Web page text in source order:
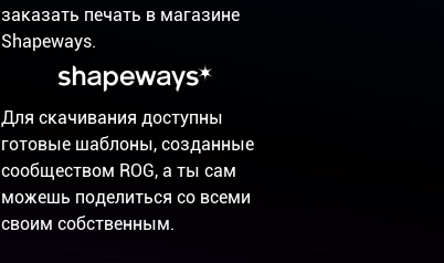
заказать печать в магазине
Shapeways.
Для скачивания доступны
готовые шаблоны, созданные
сообществом ROG, а ты сам
можешь поделиться со всеми
своим собственным.